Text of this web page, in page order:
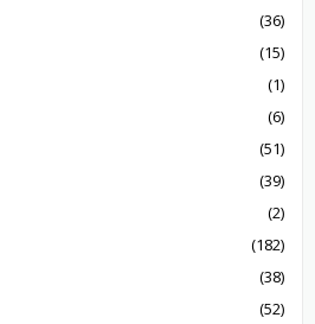
(36)
(15)
(1)
(6)
(51)
(39)
(2)
(182)
(38)
(52)